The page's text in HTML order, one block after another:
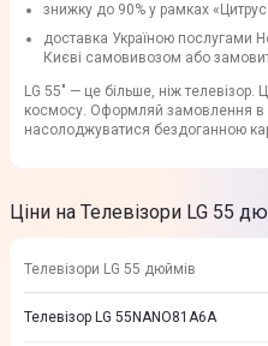
знижку до 90% у рамках
доставка Україною послугами
Києві самовивозом або
LG 55" — це більше, ніж
космосу. Оформляй замовлення в
насолоджуватися бездоганною
Ціни на Телевізори LG 55
Телевізори LG 55 дюймів
Телевізор LG 55NANO81A6A